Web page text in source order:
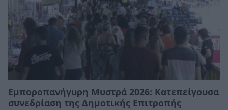
Εμποροπανήγυρη Μυστρά 2026: Κατεπείγουσα
συνεδρίαση της Δημοτικής Επιτροπής